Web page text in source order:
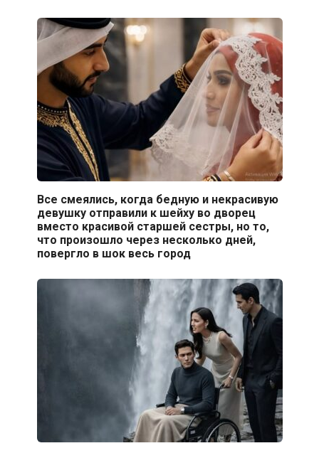
Все смеялись, когда бедную и некрасивую
девушку отправили к шейху во дворец
вместо красивой старшей сестры, но то,
что произошло через несколько дней,
повергло в шок весь город